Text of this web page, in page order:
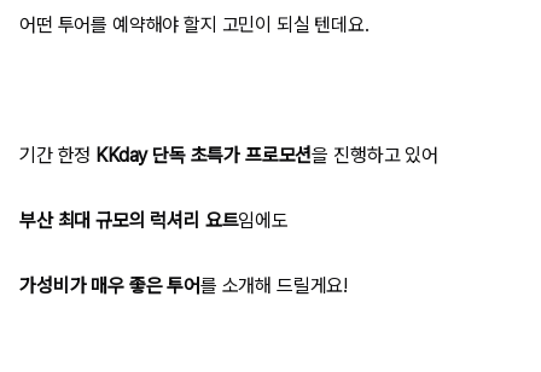
어떤 투어를 예약해야 할지 고민이 되실 텐데요.
기간 한정 KKday단독 초특가 프로모션을 진행하고 있어
부산 최대 규모의 럭셔리 요트임에도
가성비가 매우 좋은 투어를 소개해 드릴게요!